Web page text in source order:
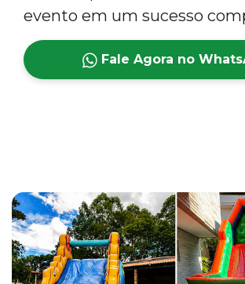
evento em um sucesso
Fale Agora no